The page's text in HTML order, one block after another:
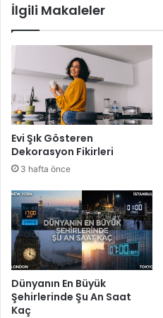
İlgili Makaleler
Evi Şık Gösteren
Dekorasyon Fikirleri
3 hafta önce
Dünyanın En Büyük
Şehirlerinde Şu An Saat
Kaç